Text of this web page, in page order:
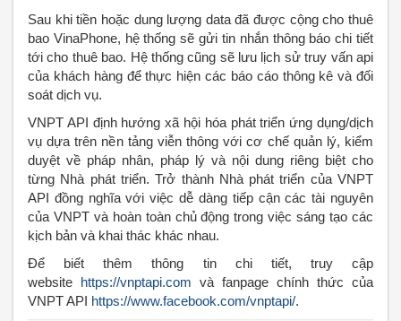
Sau khi tiền hoặc dung lượng data đã được cộng cho thuê
bao VinaPhone, hệ thống sẽ gửi tin nhắn thông báo chi tiết
tới cho thuê bao. Hệ thống cũng sẽ lưu lịch sử truy vấn api
của khách hàng để thực hiện các báo cáo thông kê và đối
soát dịch vụ.
VNPT API định hướng xã hội hóa phát triển ứng dụng/dịch
vụ dựa trên nền tảng viễn thông với cơ chế quản lý, kiểm
duyệt về pháp nhân, pháp lý và nội dung riêng biệt cho
từng Nhà phát triển. Trở thành Nhà phát triển của VNPT
API đồng nghĩa với việc dễ dàng tiếp cận các tài nguyên
của VNPT và hoàn toàn chủ động trong việc sáng tạo các
kịch bản và khai thác khác nhau.
Để biết thêm thông tin chi tiết, truy cập
website https://vnptapi.com và fanpage chính thức của
VNPT API https://www.facebook.com/vnptapi/.